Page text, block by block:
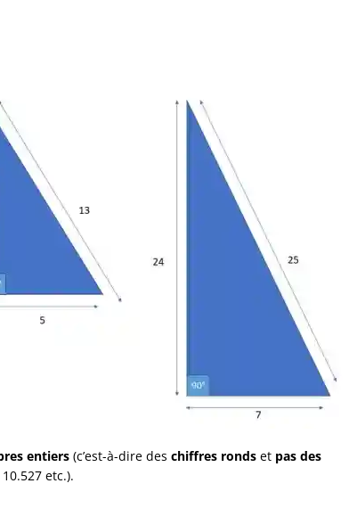
entiers (c’est-à-dire des chiffres ronds et pas des
etc.).